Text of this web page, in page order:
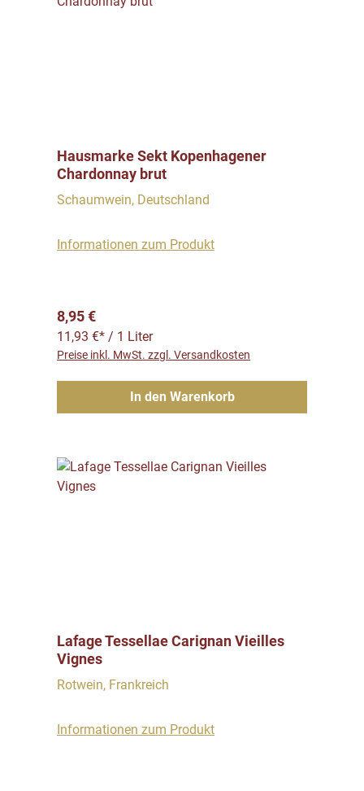
Hausmarke Sekt Kopenhagener
Chardonnay brut
Schaumwein, Deutschland
Informationen zum Produkt
Regulärer Preis:
8,95 €
11,93 €* / 1 Liter
Preise inkl. MwSt. zzgl. Versandkosten
In den Warenkorb
Lafage Tessellae Carignan Vieilles
Vignes
Rotwein, Frankreich
Informationen zum Produkt